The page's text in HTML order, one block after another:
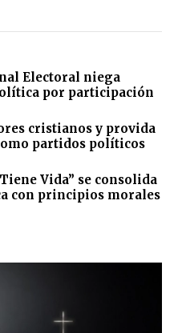
Electoral niega
por participación
cristianos y provida
partidos políticos
Vida” se consolida
con principios morales